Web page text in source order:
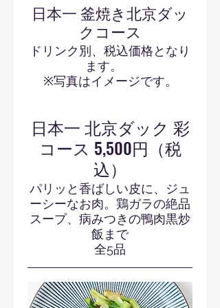
日本一 釜焼き北京ダッ
クコース
ドリンク別、税込価格となり
ます。
※写真はイメージです。
日本一 北京ダック 彩
コース 5,500円（税
込）
パリッと香ばしい皮に、ジュ
ーシーなお肉。鶏ガラの絶品
スープ、病みつきの鴨肉黒炒
飯まで
全5品